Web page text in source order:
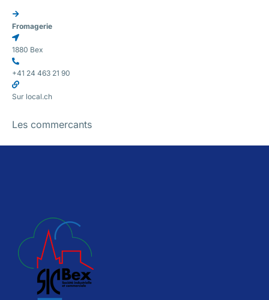
Fromagerie
1880 Bex
+41 24 463 21 90
Sur local.ch
Les commercants